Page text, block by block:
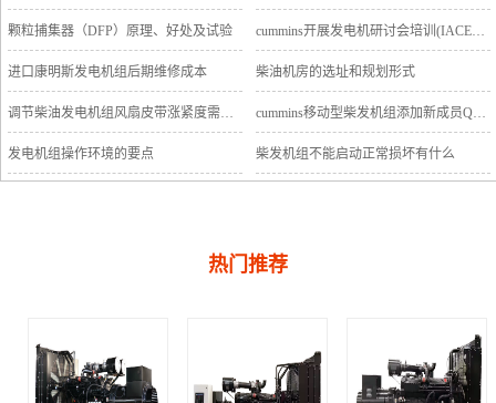
颗粒捕集器（DFP）原理、好处及试验 cummins开展发电机研讨会培训(IACET)认证工作
进口康明斯发电机组后期维修成本 柴油机房的选址和规划形式
调节柴油发电机组风扇皮带涨紧度需要注意哪些 cummins移动型柴发机组添加新成员QSB5-G11系列
发电机组操作环境的要点 柴发机组不能启动正常损坏有什么
热门推荐